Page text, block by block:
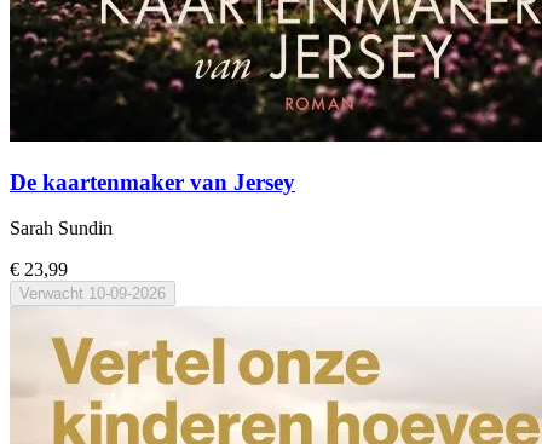
De kaartenmaker van Jersey
Sarah Sundin
€ 23,99
Verwacht 10-09-2026